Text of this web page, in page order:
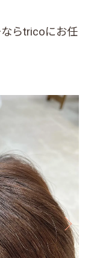
らtricoにお任